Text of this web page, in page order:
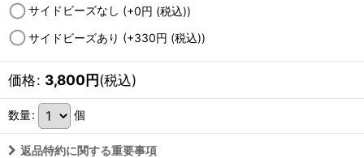
サイドビーズなし (+0円 (税込))
サイドビーズあり (+330円 (税込))
価格: 3,800円(税込)
数量: 個
返品特約に関する重要事項